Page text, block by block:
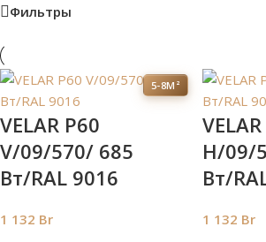
Фильтры
5-8М²
VELAR P60
V/09/570/ 685
Bт/RAL 9016
1 132 Br
H/09/
Bт/
1 132 Br